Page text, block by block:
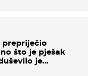
prepriječio
što je pješak
je